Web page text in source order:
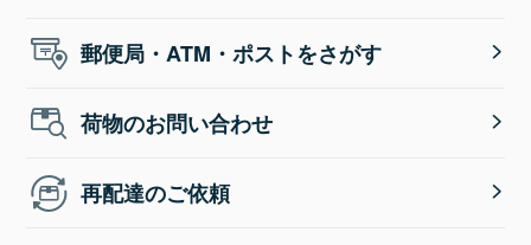
郵便局・ATM・ポストをさがす
荷物のお問い合わせ
再配達のご依頼